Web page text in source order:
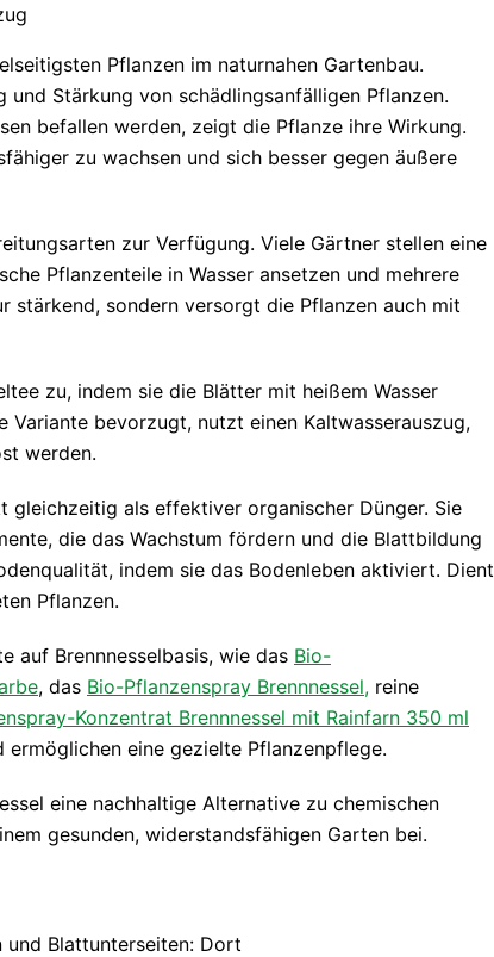
Pflanzen im naturnahen Gartenbau.
Stärkung von schädlingsanfälligen Pflanzen.
befallen werden, zeigt die Pflanze ihre Wirkung.
zu wachsen und sich besser gegen äußere
zur Verfügung. Viele Gärtner stellen eine
Pflanzenteile in Wasser ansetzen und mehrere
stärkend, sondern versorgt die Pflanzen auch mit
zu, indem sie die Blätter mit heißem Wasser
Variante bevorzugt, nutzt einen Kaltwasserauszug,
werden.
gleichzeitig als effektiver organischer Dünger. Sie
die das Wachstum fördern und die Blattbildung
indem sie das Bodenleben aktiviert. Dient
Pflanzen.
auf Brennnesselbasis, wie das Bio-
, das Bio-Pflanzenspray Brennnessel, reine
Konzentrat Brennnessel mit Rainfarn 350 ml
eine gezielte Pflanzenpflege.
eine nachhaltige Alternative zu chemischen
gesunden, widerstandsfähigen Garten bei.
und Blattunterseiten: Dort